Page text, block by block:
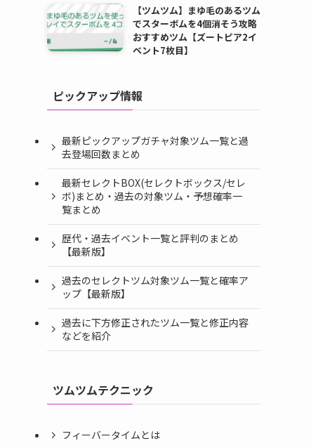
【ツムツム】まゆ毛のあるツム
でスターボムを4個消そう攻略
おすすめツム【ズートピア2イ
ベント7枚目】
ピックアップ情報
最新ピックアップガチャ対象ツム一覧と過
去登場回数まとめ
最新セレクトBOX(セレクトボックス/セレ
ボ)まとめ・過去の対象ツム・予想確率一
覧まとめ
歴代・過去イベント一覧と評判のまとめ
【最新版】
過去のセレクトツム対象ツム一覧と確率ア
ップ【最新版】
過去に下方修正されたツム一覧と修正内容
などを紹介
ツムツムテクニック
フィーバータイムとは